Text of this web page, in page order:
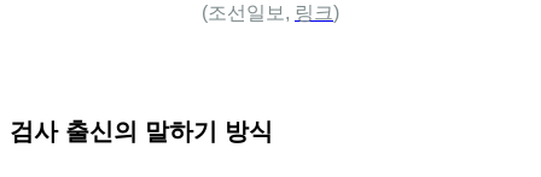
(조선일보, 링크)
검사 출신의 말하기 방식